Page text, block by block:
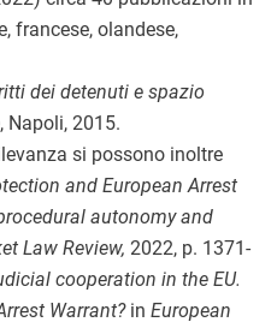
francese, olandese,
dei detenuti espazio
, Napoli, 201 5.
si possonoinoltre
and European Arrest
autonomy and
Law Review, 2022, p. 1371-
cooperation in the EU.
Warrant?in European